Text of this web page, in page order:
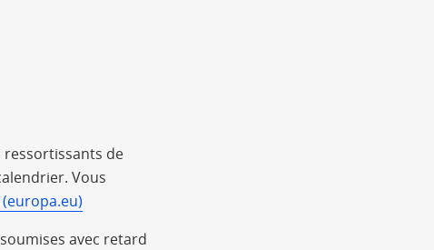
ressortissants de
Vous
avec retard